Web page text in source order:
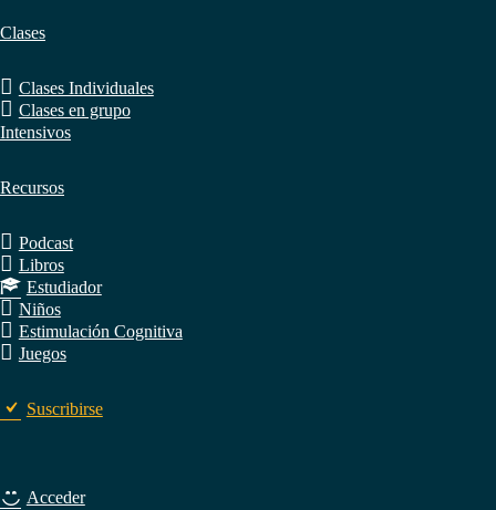
Clases
Clases Individuales
Clases en grupo
Intensivos
Recursos
Podcast
Libros
Estudiador
Niños
Estimulación Cognitiva
Juegos
Suscribirse
Acceder